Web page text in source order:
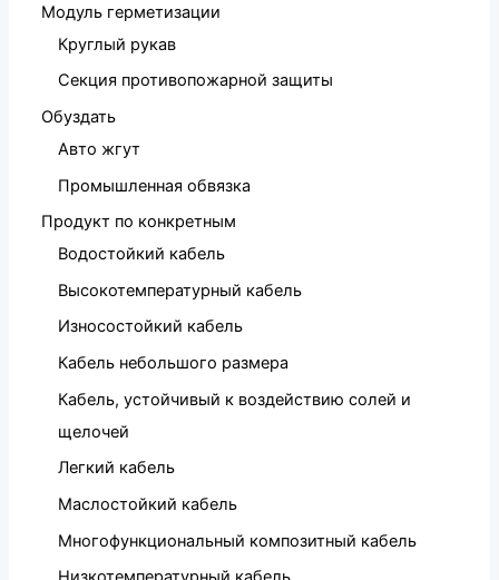
Модуль герметизации
Круглый рукав
Секция противопожарной защиты
Обуздать
Авто жгут
Промышленная обвязка
Продукт по конкретным
Водостойкий кабель
Высокотемпературный кабель
Износостойкий кабель
Кабель небольшого размера
Кабель, устойчивый к воздействию солей и
щелочей
Легкий кабель
Маслостойкий кабель
Многофункциональный композитный кабель